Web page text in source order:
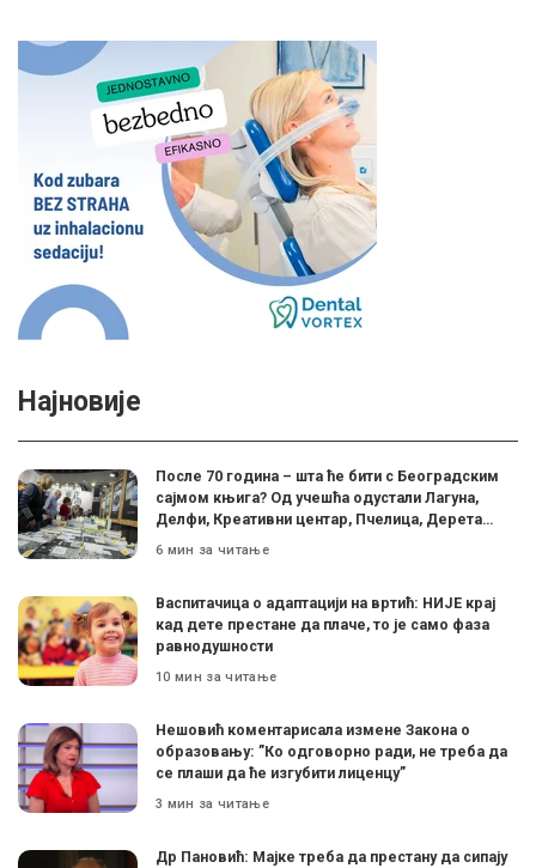
Најновије
После 70 година – шта ће бити с Београдским
сајмом књига? Од учешћа одустали Лагуна,
Делфи, Креативни центар, Пчелица, Дерета…
6 мин за читање
Васпитачица о адаптацији на вртић: НИЈЕ крај
кад дете престане да плаче, то је само фаза
равнодушности
10 мин за читање
Нешовић коментарисала измене Закона о
образовању: ”Ко одговорно ради, не треба да
се плаши да ће изгубити лиценцу”
3 мин за читање
Др Пановић: Мајке треба да престану да сипају